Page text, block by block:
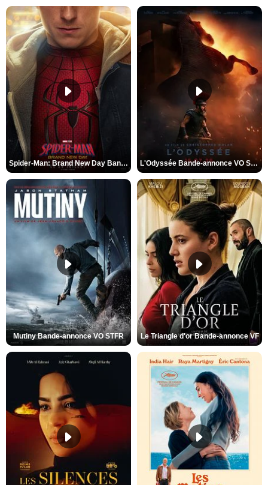
Spider-Man: Brand New Day Bande-annonce VO STFR L'Odyssée Bande-annonce VO STFR
Mutiny Bande-annonce VO STFR Le Triangle d'or Bande-annonce VF